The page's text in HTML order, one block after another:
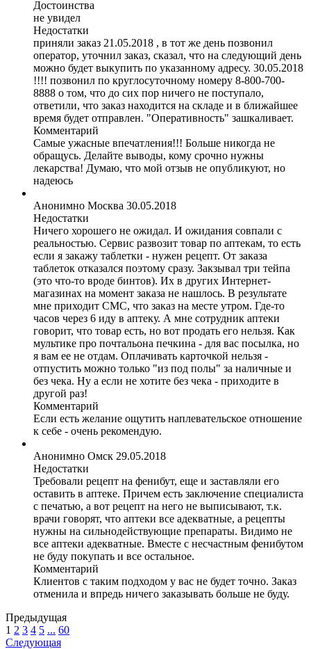
Достоинства
не увидел
Недостатки
приняли заказ 21.05.2018 , в тот же день позвонил
оператор, уточнил заказ, сказал, что на следующий день
можно будет выкупить по указанному адресу. 30.05.2018
!!!! позвонил по круглосуточному номеру 8-800-700-
8888 о том, что до сих пор ничего не поступало,
ответили, что заказ находится на складе и в ближайшее
время будет отправлен. "Оперативность" зашкаливает.
Комментарий
Самые ужасные впечатления!!! Больше никогда не
обращусь. Делайте выводы, кому срочно нужны
лекарства! Думаю, что мой отзыв не опубликуют, но
надеюсь
Анонимно Москва 30.05.2018
Недостатки
Ничего хорошего не ожидал. И ожидания совпали с
реальностью. Сервис развозит товар по аптекам, то есть
если я закажу таблетки - нужен рецепт. От заказа
таблеток отказался поэтому сразу. Закзывал три тейпа
(это что-то вроде бинтов). Их в других Интернет-
магазинах на момент заказа не нашлось. В результате
мне приходит СМС, что заказ на месте утром. Где-то
часов через 6 иду в аптеку. А мне сотрудник аптеки
говорит, что товар есть, но вот продать его нельзя. Как
мультике про почтальона печкина - для вас посылка, но
я вам ее не отдам. Оплачивать карточкой нельзя -
отпустить можно только "из под полы" за наличные и
без чека. Ну а если не хотите без чека - приходите в
другой раз!
Комментарий
Если есть желание ощутить наплевательское отношение
к себе - очень рекомендую.
Анонимно Омск 29.05.2018
Недостатки
Требовали рецепт на фенибут, еще и заставляли его
оставить в аптеке. Причем есть заключение специалиста
с печатью, а вот рецепт на него не выписывают, т.к.
врачи говорят, что аптеки все адекватные, а рецепты
нужны на сильнодействующие препараты. Видимо не
все аптеки адекватные. Вместе с несчастным фенибутом
не буду покупать и все остальное.
Комментарий
Клиентов с таким подходом у вас не будет точно. Заказ
отменила и впредь ничего заказывать больше не буду.
Предыдущая
1 2 3 4 5 ... 60
Следующая